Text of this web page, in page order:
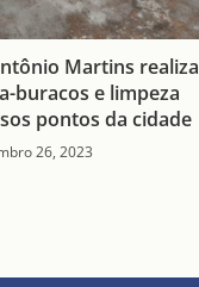
Martins realiza
buracos e limpeza
pontos da cidade
26, 2023